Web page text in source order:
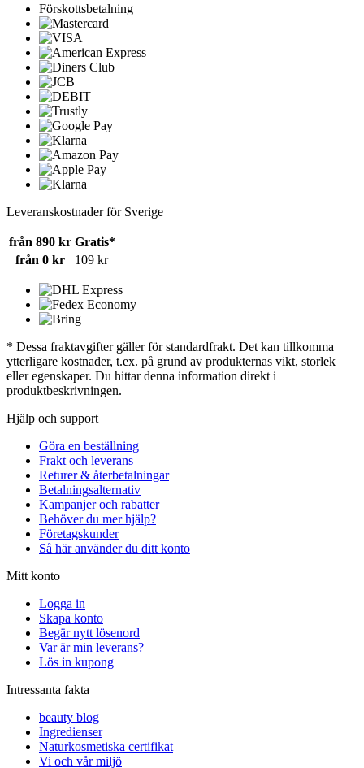
Förskottsbetalning
Leveranskostnader för Sverige
från 890 kr Gratis*
från 0 kr
109 kr
* Dessa fraktavgifter gäller för standardfrakt. Det kan tillkomma
ytterligare kostnader, t.ex. på grund av produkternas vikt, storlek
eller egenskaper. Du hittar denna information direkt i
produktbeskrivningen.
Hjälp och support
Göra en beställning
Frakt och leverans
Returer & återbetalningar
Betalningsalternativ
Kampanjer och rabatter
Behöver du mer hjälp?
Företagskunder
Så här använder du ditt konto
Mitt konto
Logga in
Skapa konto
Begär nytt lösenord
Var är min leverans?
Lös in kupong
Intressanta fakta
beauty blog
Ingredienser
Naturkosmetiska certifikat
Vi och vår miljö